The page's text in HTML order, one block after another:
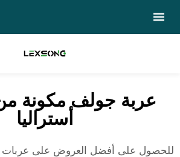
عربة جولف مكونة
أستراليا
للحصول على أفضل العروض على